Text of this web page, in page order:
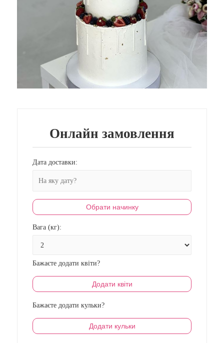
Онлайн замовлення
Дата доставки:
Обрати начинку
Вага (кг):
Бажаєте додати квіти?
Додати квіти
Бажаєте додати кульки?
Додати кульки